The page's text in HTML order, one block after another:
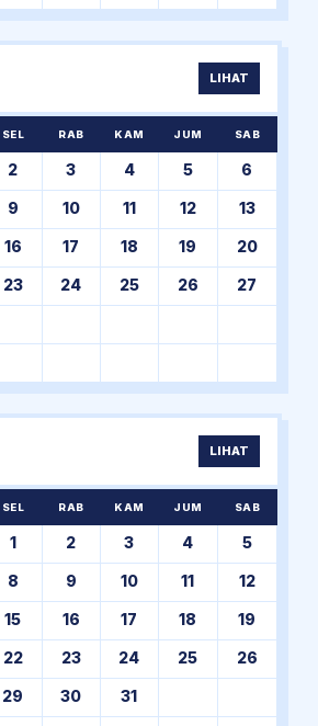
LIHAT
SEL RAB KAM JUM SAB
2 3 4 5 6
9 10 11 12 13
16 17 18 19 20
23 24 25 26 27
LIHAT
SEL RAB KAM JUM SAB
1 2 3 4 5
8 9 10 11 12
15 16 17 18 19
22 23 24 25 26
29 30 31